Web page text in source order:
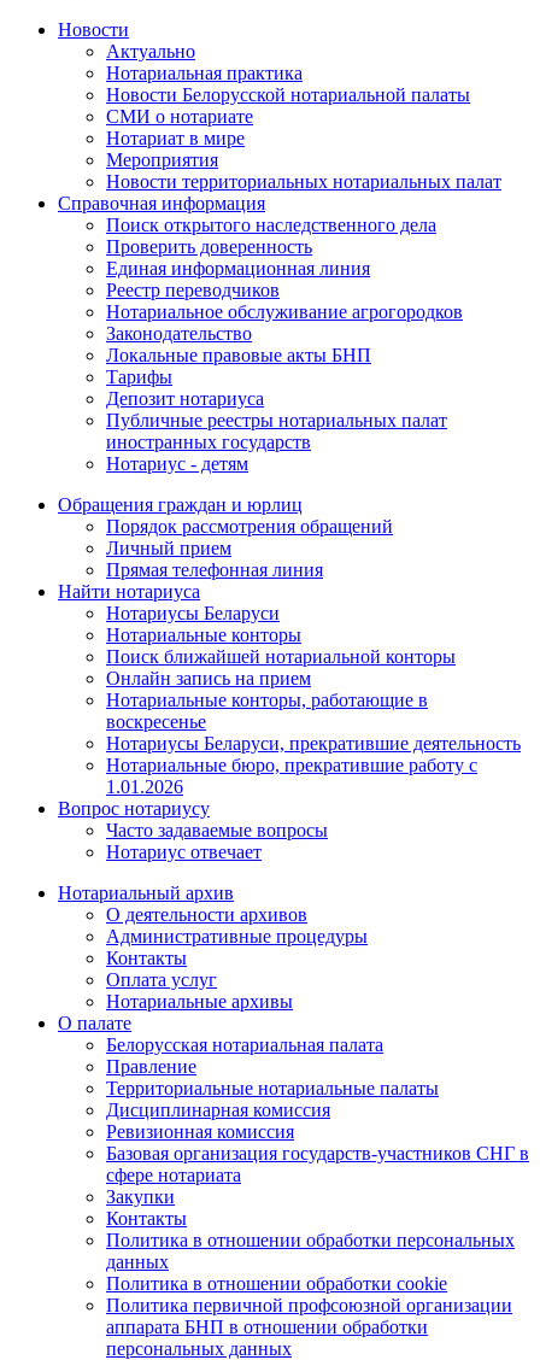
Новости
Актуально
Нотариальная практика
Новости Белорусской нотариальной палаты
СМИ о нотариате
Нотариат в мире
Мероприятия
Новости территориальных нотариальных палат
Справочная информация
Поиск открытого наследственного дела
Проверить доверенность
Единая информационная линия
Реестр переводчиков
Нотариальное обслуживание агрогородков
Законодательство
Локальные правовые акты БНП
Тарифы
Депозит нотариуса
Публичные реестры нотариальных палат
иностранных государств
Нотариус - детям
Обращения граждан и юрлиц
Порядок рассмотрения обращений
Личный прием
Прямая телефонная линия
Найти нотариуса
Нотариусы Беларуси
Нотариальные конторы
Поиск ближайшей нотариальной конторы
Онлайн запись на прием
Нотариальные конторы, работающие в
воскресенье
Нотариусы Беларуси, прекратившие деятельность
Нотариальные бюро, прекратившие работу с
1.01.2026
Вопрос нотариусу
Часто задаваемые вопросы
Нотариус отвечает
Нотариальный архив
О деятельности архивов
Административные процедуры
Контакты
Оплата услуг
Нотариальные архивы
О палате
Белорусская нотариальная палата
Правление
Территориальные нотариальные палаты
Дисциплинарная комиссия
Ревизионная комиссия
Базовая организация государств-участников СНГ в
сфере нотариата
Закупки
Контакты
Политика в отношении обработки персональных
данных
Политика в отношении обработки cookie
Политика первичной профсоюзной организации
аппарата БНП в отношении обработки
персональных данных